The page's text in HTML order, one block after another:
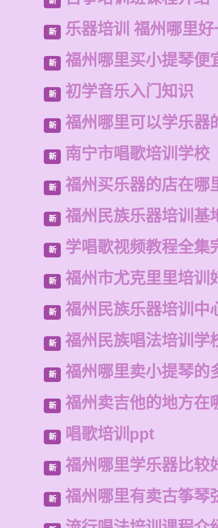
新 乐器培训 福州哪里
新 福州哪里买小提琴便
新 初学音乐入门知识
新 福州哪里可以学乐器
新 南宁市唱歌培训学校
新 福州买乐器的店在哪
新 福州民族乐器培训基
新 学唱歌视频教程全集
新 福州市尤克里里培训
新 福州民族乐器培训中
新 福州民族唱法培训学
新 福州哪里卖小提琴的
新 福州卖吉他的地方在
新 唱歌培训ppt
新 福州哪里学乐器比较
新 福州哪里有卖古筝琴